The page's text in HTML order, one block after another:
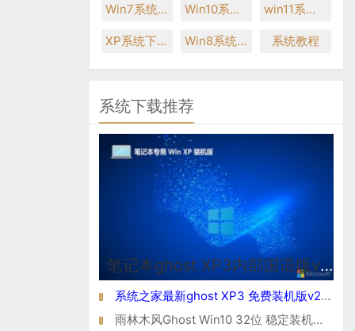
Win7系统下载 Win10系统下载 win11系统下载
XP系统下载 Win8系统下载 系统教程
系统下载推荐
笔记本ghost XP3内部国语版v2026.08
系统之家最新ghost XP3 免费装机版v2026.08
雨林木风Ghost Win10 32位 稳定装机版 2021